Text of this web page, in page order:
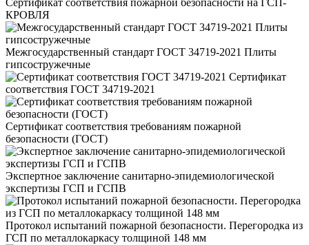
Сертификат соответствия пожарной безопасности на ГСП-
КРОВЛЯ
Межгосударственный стандарт ГОСТ 34719-2021 Плиты
гипсостружечные
Сертификат
соответствия ГОСТ 34719-2021
Сертификат соответствия требованиям пожарной
безопасности (ГОСТ)
Экспертное заключение санитарно-эпидемиологической
экспертизы ГСП и ГСПВ
Протокол испытаний пожарной безопасности. Перегородка из
ГСП по металлокаркасу толщиной 148 мм